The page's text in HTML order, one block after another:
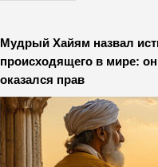
Мудрый Хайям назвал
происходящего в мире: он
оказался прав